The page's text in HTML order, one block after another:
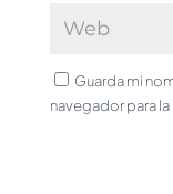
Guarda mi
navegador para